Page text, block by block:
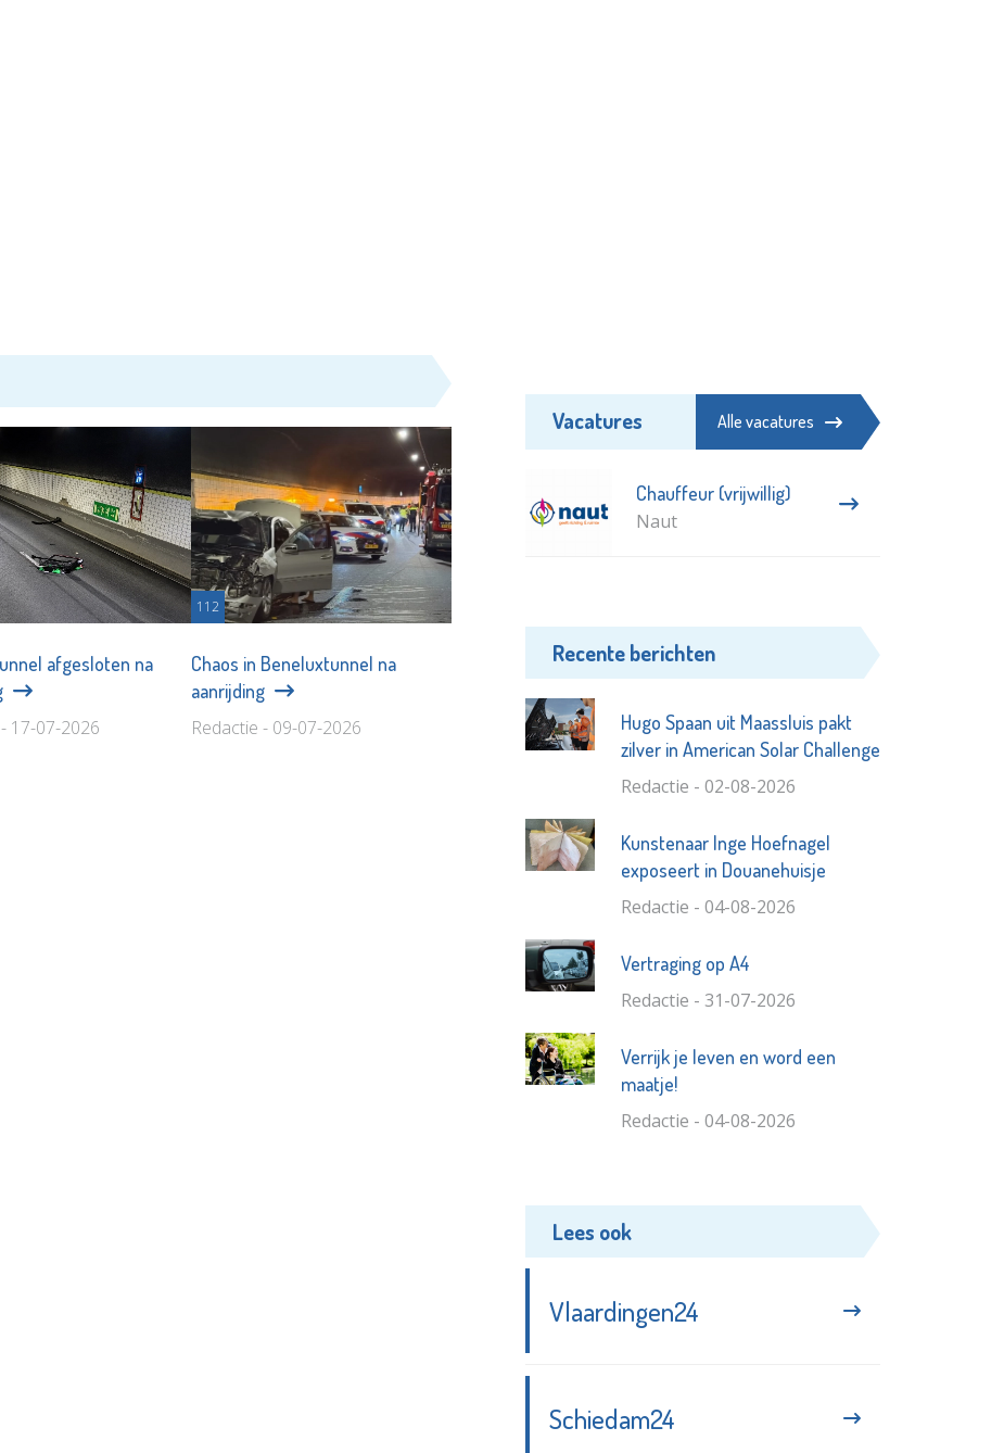
afgesloten na
17-07-2026
112
Chaos in Beneluxtunnel na
aanrijding
Redactie - 09-07-2026
Vacatures Alle vacatures
Chauffeur (vrijwillig)
Naut
Recente berichten
Hugo Spaan uit Maassluis pakt
zilver in American Solar Challenge
Redactie - 02-08-2026
Kunstenaar Inge Hoefnagel
exposeert in Douanehuisje
Redactie - 04-08-2026
Vertraging op A4
Redactie - 31-07-2026
Verrijk je leven en word een
maatje!
Redactie - 04-08-2026
Lees ook
Vlaardingen24
Schiedam24